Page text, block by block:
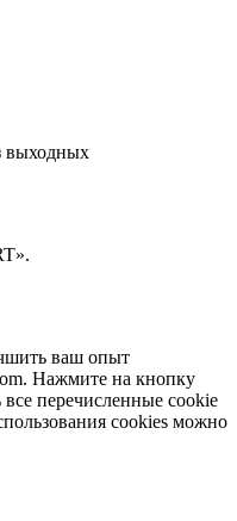
выходных
ваш опыт
Нажмите на кнопку
все перечисленные cookie
cookies можно